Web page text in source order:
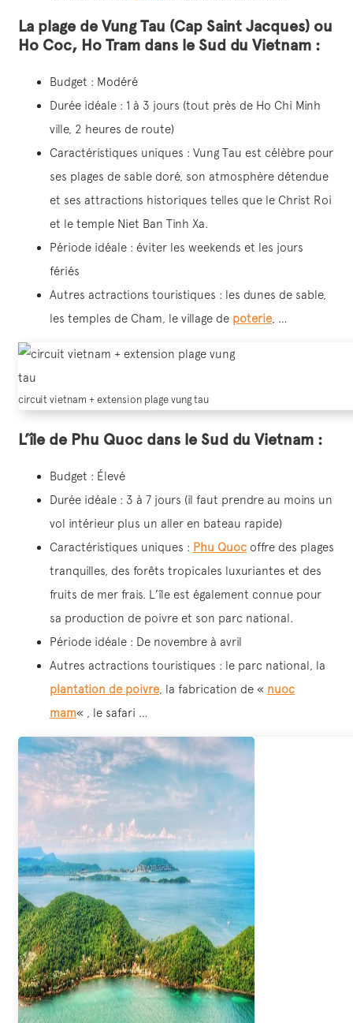
La plage de Vung Tau (Cap Saint Jacques) ou
Ho Coc, Ho Tram dans le Sud du Vietnam :
Budget : Modéré
Durée idéale : 1 à 3 jours (tout près de Ho Chi Minh
ville, 2 heures de route)
Caractéristiques uniques : Vung Tau est célèbre pour
ses plages de sable doré, son atmosphère détendue
et ses attractions historiques telles que le Christ Roi
et le temple Niet Ban Tinh Xa.
Période idéale : éviter les weekends et les jours
fériés
Autres actractions touristiques : les dunes de sable,
les temples de Cham, le village de poterie, …
circuit vietnam + extension plage vung tau
L’île de Phu Quoc dans le Sud du Vietnam :
Budget : Élevé
Durée idéale : 3 à 7 jours (il faut prendre au moins un
vol intérieur plus un aller en bateau rapide)
Caractéristiques uniques : Phu Quoc offre des plages
tranquilles, des forêts tropicales luxuriantes et des
fruits de mer frais. L’île est également connue pour
sa production de poivre et son parc national.
Période idéale : De novembre à avril
Autres actractions touristiques : le parc national, la
plantation de poivre, la fabrication de « nuoc
mam« , le safari …